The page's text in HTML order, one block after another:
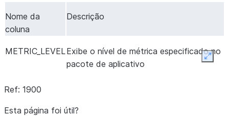
Nome da
coluna
Descrição
METRIC_LEVELExibe o nível de métrica especificado no
pacote de aplicativo
Ref: 1900
Esta página foi útil?